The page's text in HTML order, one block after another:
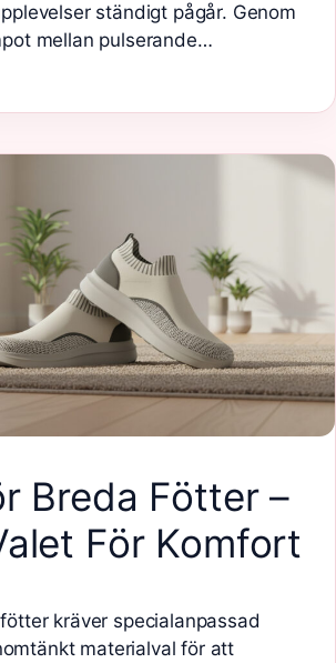
ständigt pågår. Genom
mellan pulserande…
Breda Fötter –
För Komfort
kräver specialanpassad
materialval för att